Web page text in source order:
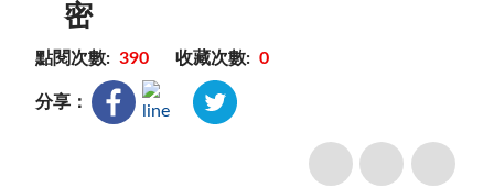
密
點閱次數: 390 收藏次數: 0
分享：